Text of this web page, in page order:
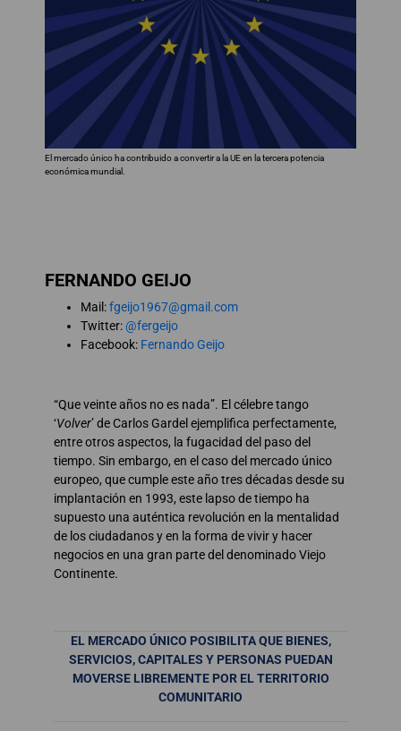
El mercado único ha contribuido a convertir a la UE en la tercera potencia
económica mundial.
FERNANDO GEIJO
Mail:fgeijo1967@gmail.com
Twitter:@fergeijo
Facebook: Fernando Geijo
“Que veinte años no es nada”. El célebre tango
‘Volver’ de Carlos Gardel ejemplifica perfectamente,
entre otros aspectos, la fugacidad del paso del
tiempo. Sin embargo, en el caso del mercado único
europeo, que cumple este año tres décadas desde su
implantación en 1993, este lapso de tiempo ha
supuesto una auténtica revolución en la mentalidad
de los ciudadanos y en la forma de vivir y hacer
negocios en una gran parte del denominado Viejo
Continente.
EL MERCADO ÚNICO POSIBILITA QUE BIENES,
SERVICIOS, CAPITALES Y PERSONAS PUEDAN
MOVERSE LIBREMENTE POR EL TERRITORIO
COMUNITARIO